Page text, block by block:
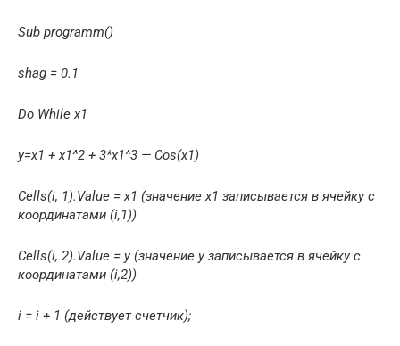
Sub programm()
shag = 0.1
Do While x1
y=x1 + x1^2 + 3*x1^3 — Cos(x1)
Cells(i, 1).Value = x1 (значение x1 записывается в ячейку с
координатами (i,1))
Cells(i, 2).Value = y (значение y записывается в ячейку с
координатами (i,2))
i = i + 1 (действует счетчик);